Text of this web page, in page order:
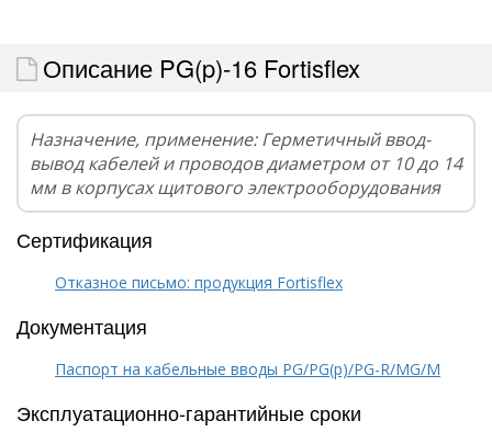
Описание PG(p)-16 Fortisflex
Назначение, применение: Герметичный ввод-
вывод кабелей и проводов диаметром от 10 до 14
мм в корпусах щитового электрооборудования
Сертификация
Отказное письмо: продукция Fortisflex
Документация
Паспорт на кабельные вводы PG/PG(p)/PG-R/MG/M
Эксплуатационно-гарантийные сроки